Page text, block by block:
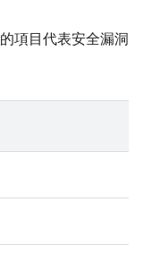
項目代表安全漏洞